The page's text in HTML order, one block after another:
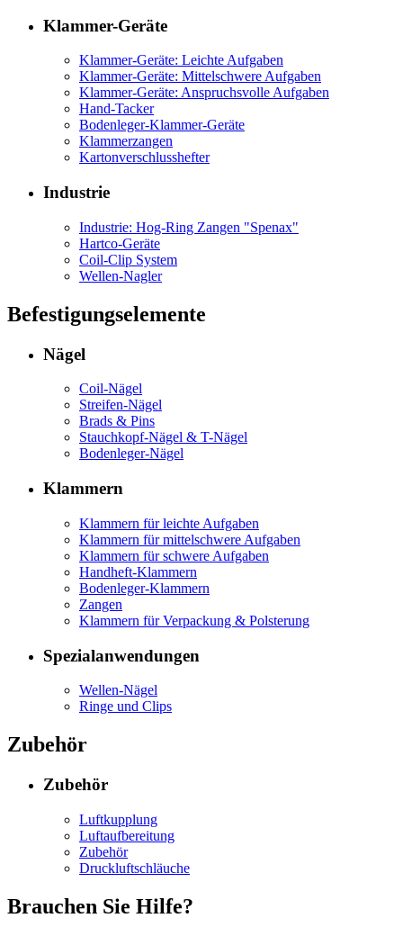
Klammer-Geräte
Klammer-Geräte: Leichte Aufgaben
Klammer-Geräte: Mittelschwere Aufgaben
Klammer-Geräte: Anspruchsvolle Aufgaben
Hand-Tacker
Bodenleger-Klammer-Geräte
Klammerzangen
Kartonverschlusshefter
Industrie
Industrie: Hog-Ring Zangen "Spenax"
Hartco-Geräte
Coil-Clip System
Wellen-Nagler
Befestigungselemente
Nägel
Coil-Nägel
Streifen-Nägel
Brads & Pins
Stauchkopf-Nägel & T-Nägel
Bodenleger-Nägel
Klammern
Klammern für leichte Aufgaben
Klammern für mittelschwere Aufgaben
Klammern für schwere Aufgaben
Handheft-Klammern
Bodenleger-Klammern
Zangen
Klammern für Verpackung & Polsterung
Spezialanwendungen
Wellen-Nägel
Ringe und Clips
Zubehör
Zubehör
Luftkupplung
Luftaufbereitung
Zubehör
Druckluftschläuche
Brauchen Sie Hilfe?